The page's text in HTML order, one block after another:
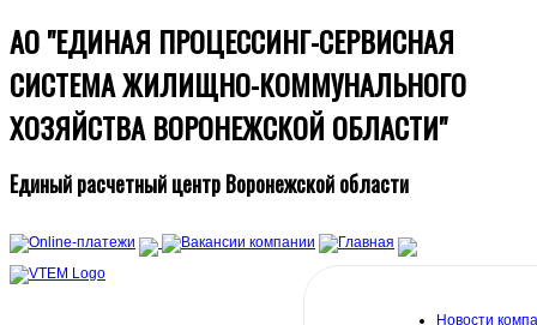
АО "ЕДИНАЯ ПРОЦЕССИНГ-СЕРВИСНАЯ
СИСТЕМА ЖИЛИЩНО-КОММУНАЛЬНОГО
ХОЗЯЙСТВА ВОРОНЕЖСКОЙ ОБЛАСТИ"
Единый расчетный центр Воронежской области
Новости